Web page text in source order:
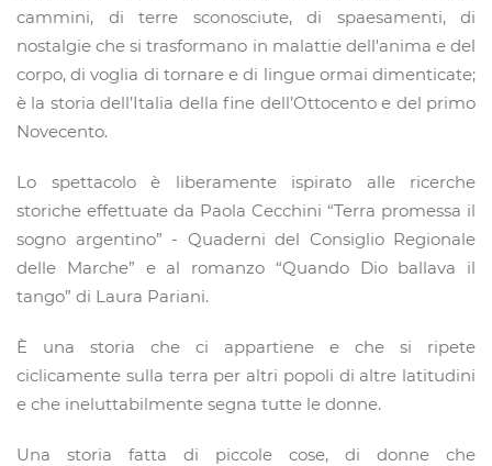
cammini, di terre sconosciute, di spaesamenti, di
nostalgie che si trasformano in malattie dell'anima e del
corpo, di voglia di tornare e di lingue ormai dimenticate;
è la storia dell’Italia della fine dell’Ottocento e del primo
Novecento.
Lo spettacolo è liberamente ispirato alle ricerche
storiche effettuate da Paola Cecchini “Terra promessa il
sogno argentino” - Quaderni del Consiglio Regionale
delle Marche” e al romanzo “Quando Dio ballava il
tango” di Laura Pariani.
È una storia che ci appartiene e che si ripete
ciclicamente sulla terra per altri popoli di altre latitudini
e che ineluttabilmente segna tutte le donne.
Una storia fatta di piccole cose, di donne che